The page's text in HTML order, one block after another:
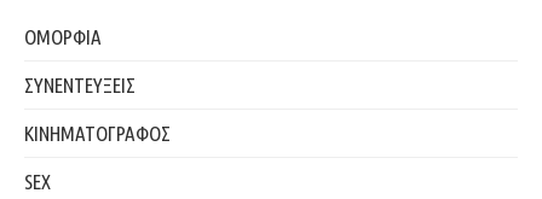
ΟΜΟΡΦΙΑ
ΣΥΝΕΝΤΕΥΞΕΙΣ
ΚΙΝΗΜΑΤΟΓΡΑΦΟΣ
SEX